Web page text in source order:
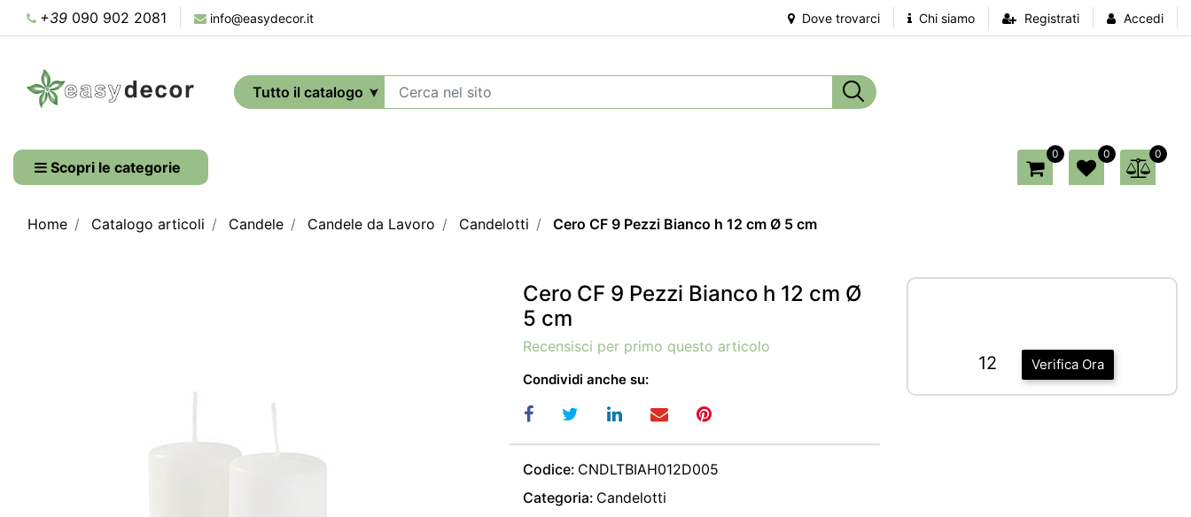
+39 090 902 2081 info@easydecor.it Dove trovarci Chi siamo Registrati Accedi
Scopri le categorie
0 0 0
Home Catalogo articoli Candele Candele da Lavoro Candelotti Cero CF 9 Pezzi Bianco h 12 cm Ø 5 cm
Cero CF 9 Pezzi Bianco h 12 cm Ø
5 cm
Recensisci per primo questo articolo
Condividi anche su:
Codice: CNDLTBIAH012D005
Categoria: Candelotti
Verifica Ora
12